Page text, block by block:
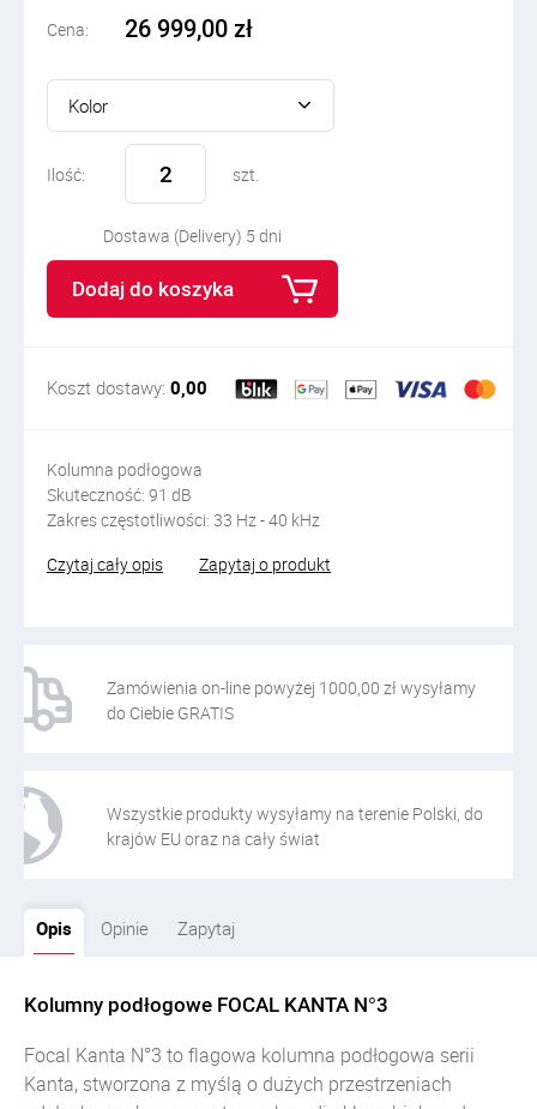
Cena: 26 999,00 zł
Kolor
Ilość: szt.
Dostawa (Delivery) 5 dni
Dodaj do koszyka
Koszt dostawy: 0,00
Kolumna podłogowa
Skuteczność: 91 dB
Zakres częstotliwości: 33 Hz - 40 kHz
Czytaj cały opis
Zapytaj o produkt
Zamówienia on-line powyżej 1000,00 zł wysyłamy
do Ciebie GRATIS
Wszystkie produkty wysyłamy na terenie Polski, do
krajów EU oraz na cały świat
Opis Opinie Zapytaj
Kolumny podłogowe FOCAL KANTA N°3
Focal Kanta N°3 to flagowa kolumna podłogowa serii
Kanta, stworzona z myślą o dużych przestrzeniach